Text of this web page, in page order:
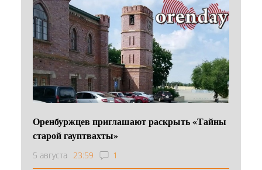
Оренбуржцев приглашают раскрыть «Тайны
старой гауптвахты»
5 августа 23:59 1